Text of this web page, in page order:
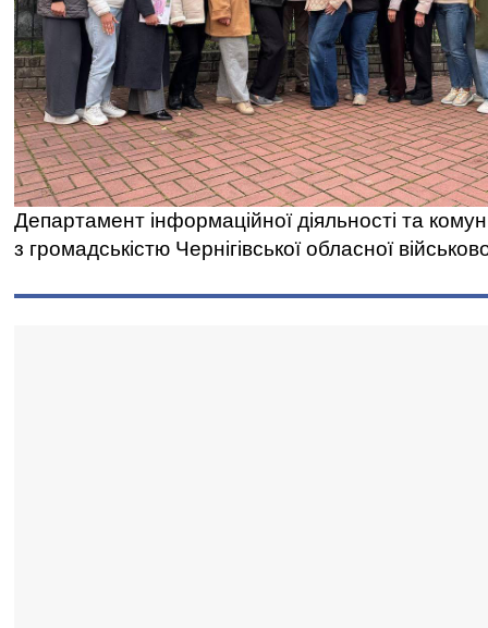
Департамент інформаційної діяльності та
з громадськістю Чернігівської обласної